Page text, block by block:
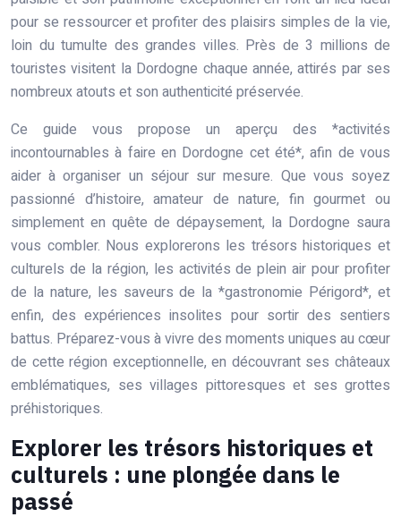
pour se ressourcer et profiter des plaisirs simples de la vie,
loin du tumulte des grandes villes. Près de 3 millions de
touristes visitent la Dordogne chaque année, attirés par ses
nombreux atouts et son authenticité préservée.
Ce guide vous propose un aperçu des *activités
incontournables à faire en Dordogne cet été*, afin de vous
aider à organiser un séjour sur mesure. Que vous soyez
passionné d’histoire, amateur de nature, fin gourmet ou
simplement en quête de dépaysement, la Dordogne saura
vous combler. Nous explorerons les trésors historiques et
culturels de la région, les activités de plein air pour profiter
de la nature, les saveurs de la *gastronomie Périgord*, et
enfin, des expériences insolites pour sortir des sentiers
battus. Préparez-vous à vivre des moments uniques au cœur
de cette région exceptionnelle, en découvrant ses châteaux
emblématiques, ses villages pittoresques et ses grottes
préhistoriques.
Explorer les trésors historiques et
culturels : une plongée dans le
passé